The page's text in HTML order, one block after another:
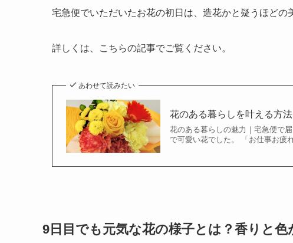
宅急便でいただいたお花の初日は、造花かと疑うほどの
詳しくは、こちらの記事でご覧ください。
あわせて読みたい
花のある暮らしを叶える方
花のある暮らしの魅力｜宅急便で
で可愛い花でした。 「お仕事お疲
9日目でも元気な花の様子とは？香りと色